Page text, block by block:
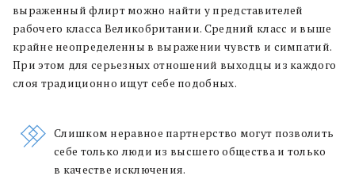
выраженный флирт можно найти у представителей
рабочего класса Великобритании. Средний класс и выше
крайне неопределенны в выражении чувств и симпатий.
При этом для серьезных отношений выходцы из каждого
слоя традиционно ищут себе подобных.
Cлишком неравное партнерство могут позволить
себе только люди из высшего общества и только
в качестве исключения.